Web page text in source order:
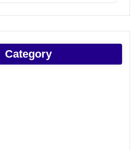
Category